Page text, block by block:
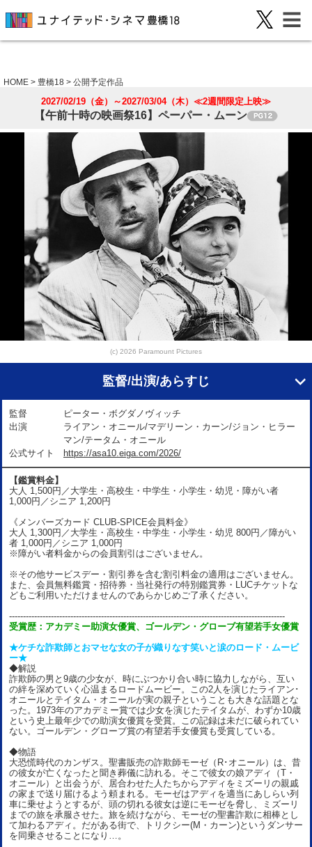
HOME > 豊橋18 > 公開予定作品
2027/02/19（金）～2027/03/04（木）≪2週間限定上映≫
【午前十時の映画祭16】ペーパー・ムーン
(c) 2026 Paramount Pictures
監督/出演/あらすじ
監督
ピーター・ボグダノヴィッチ
出演
ライアン・オニール/マデリーン・カーン/ジョン・ヒラー
マン/テータム・オニール
公式サイト
https://asa10.eiga.com/2026/
【鑑賞料金】
大人 1,500円／大学生・高校生・中学生・小学生・幼児・障がい者
1,000円／シニア 1,200円
《メンバーズカード CLUB-SPICE会員料金》
大人 1,300円／大学生・高校生・中学生・小学生・幼児 800円／障がい
者 1,000円／シニア 1,000円
※障がい者料金からの会員割引はございません。
※その他サービスデー・割引券を含む割引料金の適用はございません。
また、会員無料鑑賞・招待券・当社発行の特別鑑賞券・LUCチケットな
どもご利用いただけませんのであらかじめご了承ください。
---------------------------------------------------------------------------------------------------
受賞歴：アカデミー助演女優賞、ゴールデン・グローブ有望若手女優賞
★ケチな詐欺師とおマセな女の子が織りなす笑いと涙のロード・ムービ
ー★
◆解説
詐欺師の男と9歳の少女が、時にぶつかり合い時に協力しながら、互い
の絆を深めていく心温まるロードムービー。この2人を演じたライアン･
オニールとテイタム・オニールが実の親子ということも大きな話題とな
った。1973年のアカデミー賞では少女を演じたテイタムが、わずか10歳
という史上最年少での助演女優賞を受賞。この記録は未だに破られてい
ない。ゴールデン・グローブ賞の有望若手女優賞も受賞している。
◆物語
大恐慌時代のカンザス。聖書販売の詐欺師モーゼ（R･オニール）は、昔
の彼女が亡くなったと聞き葬儀に訪れる。そこで彼女の娘アディ（T・
オニール）と出会うが、居合わせた人たちからアディをミズーリの親戚
の家まで送り届けるよう頼まれる。モーゼはアディを適当にあしらい列
車に乗せようとするが、頭の切れる彼女は逆にモーゼを脅し、ミズーリ
までの旅を承服させた。旅を続けながら、モーゼの聖書詐欺に相棒とし
て加わるアディ。だがある街で、トリクシー(M・カーン)というダンサー
を同乗させることになり…。